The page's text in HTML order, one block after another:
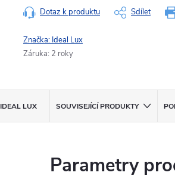
Dotaz k produktu Sdílet
Značka: Ideal Lux
Záruka: 2 roky
IDEAL LUX SOUVISEJÍCÍ PRODUKTY
Parametry